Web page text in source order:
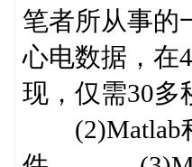
笔者所从事的
心电数据，在
现，仅需30多
(2)Matlab程